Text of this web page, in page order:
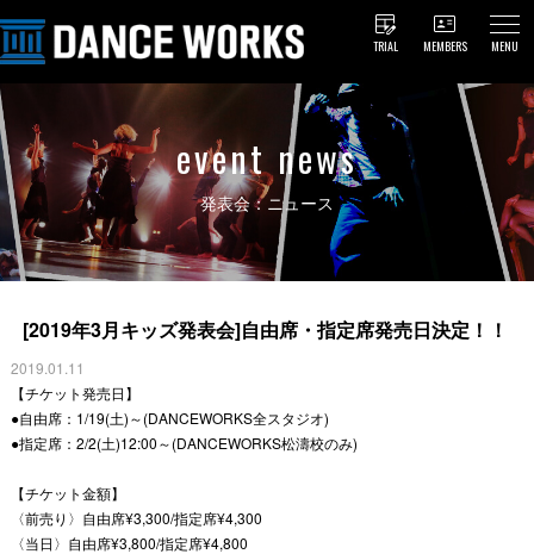
TRIAL MEMBERS MENU
event news
発表会：ニュース
[2019年3月キッズ発表会]自由席・指定席発売日決定！！
2019.01.11
【チケット発売日】
●自由席： 1/19(土)～(DANCEWORKS全スタジオ)
●指定席： 2/2(土)12:00～(DANCEWORKS松濤校のみ)
【チケット金額】
〈前売り〉自由席¥3,300/指定席¥4,300
〈当日〉自由席¥3,800/指定席¥4,800